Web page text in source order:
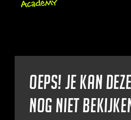
PODCASTS
E-BOOKS
CATEGORIEËN
Oeps! je kan
nog niet